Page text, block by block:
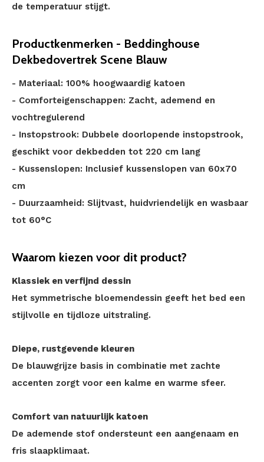
de temperatuur stijgt.
Productkenmerken - Beddinghouse
Dekbedovertrek Scene Blauw
- Materiaal: 100% hoogwaardig katoen
- Comforteigenschappen: Zacht, ademend en
vochtregulerend
- Instopstrook: Dubbele doorlopende instopstrook,
geschikt voor dekbedden tot 220 cm lang
- Kussenslopen: Inclusief kussenslopen van 60x70
cm
- Duurzaamheid: Slijtvast, huidvriendelijk en wasbaar
tot 60°C
Waarom kiezen voor dit product?
Klassiek en verfijnd dessin
Het symmetrische bloemendessin geeft het bed een
stijlvolle en tijdloze uitstraling.
Diepe, rustgevende kleuren
De blauwgrijze basis in combinatie met zachte
accenten zorgt voor een kalme en warme sfeer.
Comfort van natuurlijk katoen
De ademende stof ondersteunt een aangenaam en
fris slaapklimaat.